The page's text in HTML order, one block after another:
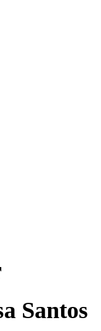
Santos